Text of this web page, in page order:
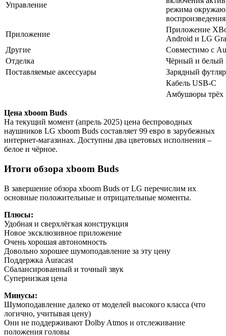
Управление
режима
воспроизведения
Приложение
Приложение
Android и LG
Другие
Совместимо с
Отделка
Чёрный и белый
Поставляемые аксессуары
Зарядный футляр
Кабель USB-C
Амбушюры трёх
Цена xboom Buds
На текущий момент (апрель 2025) цена беспроводных
наушников LG xboom Buds составляет 99 евро в зарубежных
интернет-магазинах. Доступны два цветовых исполнения –
белое и чёрное.
Итоги обзора xboom Buds
В завершение обзора xboom Buds от LG перечислим их
основные положительные и отрицательные моменты.
Плюсы:
Удобная и сверхлёгкая конструкция
Новое эксклюзивное приложение
Очень хорошая автономность
Довольно хорошее шумоподавление за эту цену
Поддержка Auracast
Сбалансированный и точный звук
Супернизкая цена
Минусы:
Шумоподавление далеко от моделей высокого класса (что
логично, учитывая цену)
Они не поддерживают Dolby Atmos и отслеживание
положения головы